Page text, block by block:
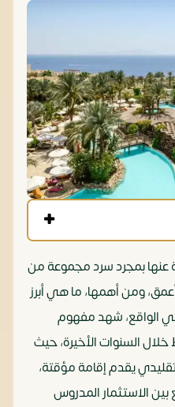
عنها بمجرد سرد مجموعة من
ومن أهمها، ما هي أبرز
الواقع، شهد مفهوم
السنوات الأخيرة، حيث
يقدم إقامة مؤقتة،
الاستثمار المدروس